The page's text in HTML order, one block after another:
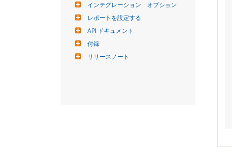
インテグレーション　オプション
レポートを設定する
API ドキュメント
付録
リリースノート